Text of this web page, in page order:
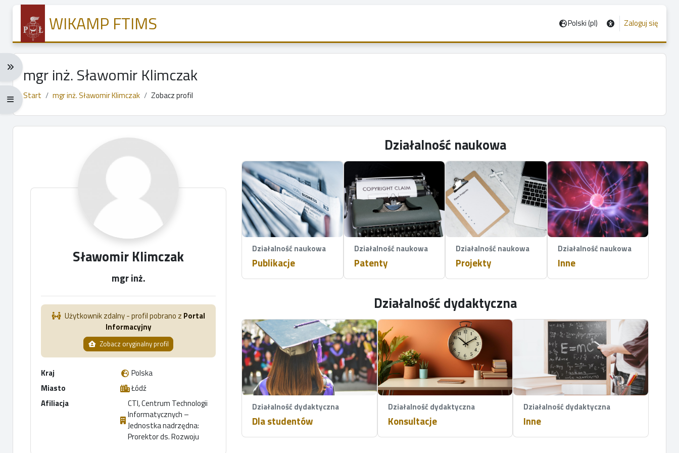
WIKAMP FTIMS Polski ‎(pl)‎ Zaloguj się
Rozwiń menu nawigacji: Ctrl + Alt + →
Rozwiń menu pełnoekranowe: Ctrl + Alt + f
mgr inż. Sławomir Klimczak
Start mgr inż. Sławomir Klimczak Zobacz profil
Główne bloki treści
Sławomir Klimczak
mgr inż.
Użytkownik zdalny - profil pobrano z Portal
Informacyjny
Zobacz oryginalny profil
Kraj
Polska
Miasto
Łódź
Afiliacja
CTI, Centrum Technologii
Informatycznych –
Jednostka nadrzędna:
Prorektor ds. Rozwoju
Działalność naukowa
Działalność naukowa
Publikacje
Działalność naukowa
Patenty
Działalność naukowa
Projekty
Działalność naukowa
Inne
Działalność dydaktyczna
Działalność dydaktyczna
Dla studentów
Działalność dydaktyczna
Konsultacje
Działalność dydaktyczna
Inne